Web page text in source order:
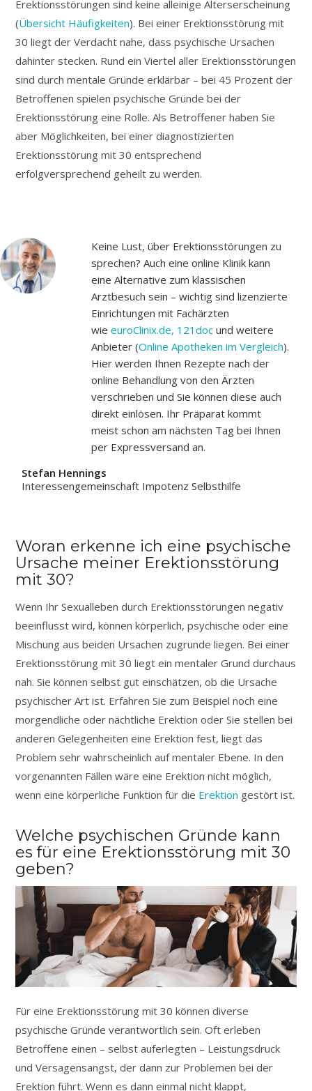
Erektionsstörungen sind keine alleinige Alterserscheinung
(Übersicht Häufigkeiten). Bei einer Erektionsstörung mit
30 liegt der Verdacht nahe, dass psychische Ursachen
dahinter stecken. Rund ein Viertel aller Erektionsstörungen
sind durch mentale Gründe erklärbar – bei 45 Prozent der
Betroffenen spielen psychische Gründe bei der
Erektionsstörung eine Rolle. Als Betroffener haben Sie
aber Möglichkeiten, bei einer diagnostizierten
Erektionsstörung mit 30 entsprechend
erfolgversprechend geheilt zu werden.
Keine Lust, über Erektionsstörungen zu
sprechen? Auch eine online Klinik kann
eine Alternative zum klassischen
Arztbesuch sein – wichtig sind lizenzierte
Einrichtungen mit Fachärzten
wieeuroClinix.de, 121doc und weitere
Anbieter (Online Apotheken im Vergleich).
Hier werden Ihnen Rezepte nach der
online Behandlung von den Ärzten
verschrieben und Sie können diese auch
direkt einlösen. Ihr Präparat kommt
meist schon am nächsten Tag bei Ihnen
per Expressversand an.
Stefan Hennings
Interessengemeinschaft Impotenz Selbsthilfe
Woran erkenne ich eine psychische
Ursache meiner Erektionsstörung
mit 30?
Wenn Ihr Sexualleben durch Erektionsstörungen negativ
beeinflusst wird, können körperlich, psychische oder eine
Mischung aus beiden Ursachen zugrunde liegen. Bei einer
Erektionsstörung mit 30 liegt ein mentaler Grund durchaus
nah. Sie können selbst gut einschätzen, ob die Ursache
psychischer Art ist. Erfahren Sie zum Beispiel noch eine
morgendliche oder nächtliche Erektion oder Sie stellen bei
anderen Gelegenheiten eine Erektion fest, liegt das
Problem sehr wahrscheinlich auf mentaler Ebene. In den
vorgenannten Fällen wäre eine Erektion nicht möglich,
wenn eine körperliche Funktion für die Erektion gestört ist.
Welche psychischen Gründe kann
es für eine Erektionsstörung mit 30
geben?
Für eine Erektionsstörung mit 30 können diverse
psychische Gründe verantwortlich sein. Oft erleben
Betroffene einen – selbst auferlegten – Leistungsdruck
und Versagensangst, der dann zur Problemen bei der
Erektion führt. Wenn es dann einmal nicht klappt,